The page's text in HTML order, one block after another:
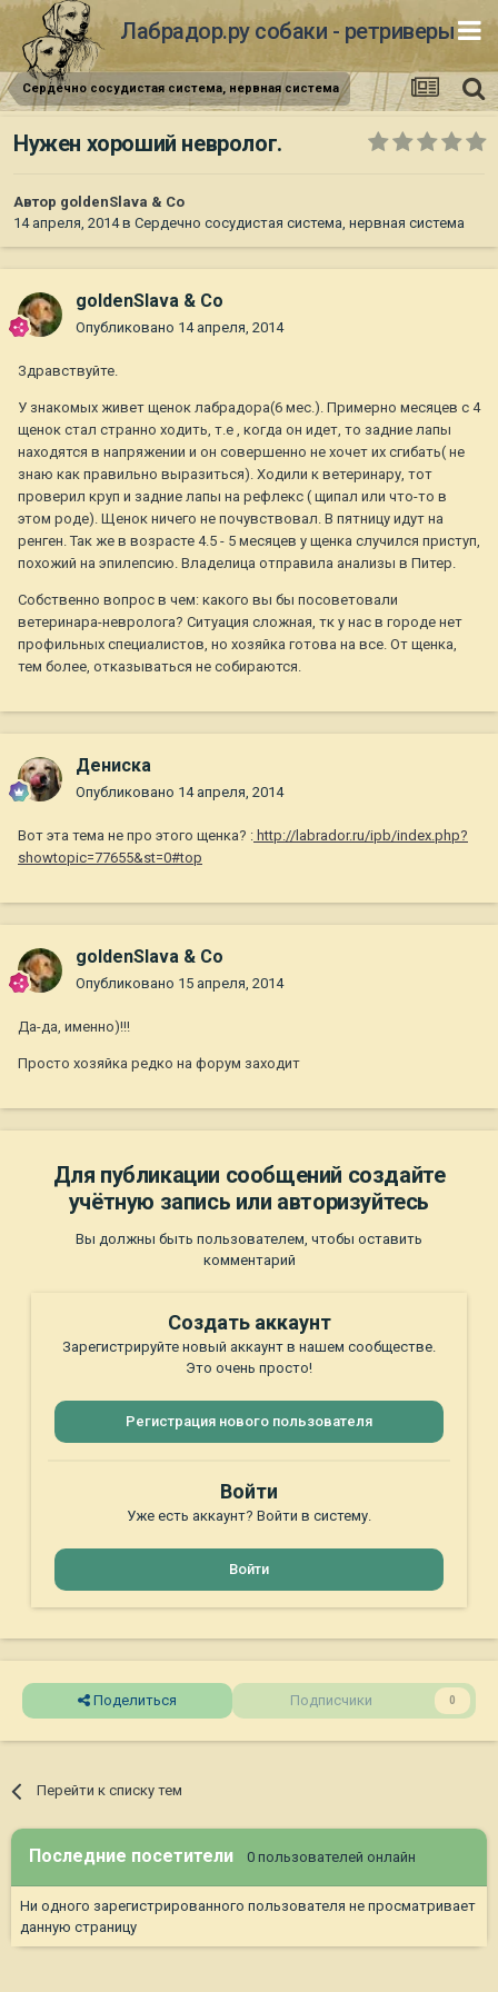
Лабрадор.ру собаки - ретриверы
Сердечно сосудистая система, нервная система
Нужен хороший невролог.
Автор goldenSlava & Co
14 апреля, 2014в Сердечно сосудистая система, нервная система
goldenSlava & Co
Опубликовано 14 апреля, 2014
Здравствуйте.
У знакомых живет щенок лабрадора(6 мес.). Примерно месяцев с 4
щенок стал странно ходить, т.е , когда он идет, то задние лапы
находятся в напряжении и он совершенно не хочет их сгибать( не
знаю как правильно выразиться). Ходили к ветеринару, тот
проверил круп и задние лапы на рефлекс ( щипал или что-то в
этом роде). Щенок ничего не почувствовал. В пятницу идут на
ренген. Так же в возрасте 4.5 - 5 месяцев у щенка случился приступ,
похожий на эпилепсию. Владелица отправила анализы в Питер.
Собственно вопрос в чем: какого вы бы посоветовали
ветеринара-невролога? Ситуация сложная, тк у нас в городе нет
профильных специалистов, но хозяйка готова на все. От щенка,
тем более, отказываться не собираются.
Дениска
Опубликовано 14 апреля, 2014
Вот эта тема не про этого щенка? : http://labrador.ru/ipb/index.php?
showtopic=77655&st=0#top
goldenSlava & Co
Опубликовано 15 апреля, 2014
Да-да, именно)!!!
Просто хозяйка редко на форум заходит
Для публикации сообщений создайте
учётную запись или авторизуйтесь
Вы должны быть пользователем, чтобы оставить
комментарий
Создать аккаунт
Зарегистрируйте новый аккаунт в нашем сообществе.
Это очень просто!
Регистрация нового пользователя
Войти
Уже есть аккаунт? Войти в систему.
Войти
Поделиться Подписчики 0
Перейти к списку тем
Последние посетители 0 пользователей онлайн
Ни одного зарегистрированного пользователя не просматривает
данную страницу